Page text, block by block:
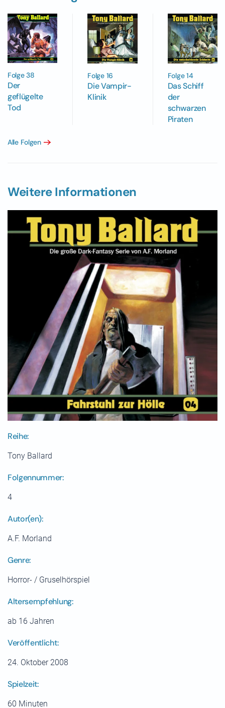
Folge 38
Der
geflügelte
Tod
Folge 16
Die Vampir-
Klinik
Folge 14
Das Schiff
der
schwarzen
Piraten
Alle Folgen
Weitere Informationen
Reihe:
Tony Ballard
Folgennummer:
4
Autor(en):
A.F. Morland
Genre:
Horror- / Gruselhörspiel
Altersempfehlung:
ab 16 Jahren
Veröffentlicht:
24. Oktober 2008
Spielzeit:
60 Minuten